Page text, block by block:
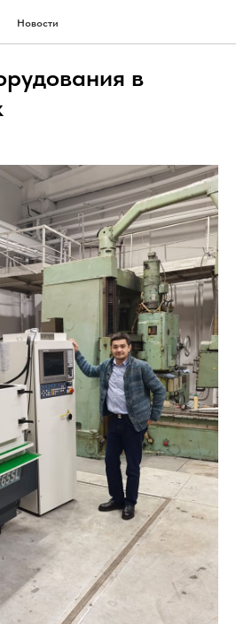
Новости
в